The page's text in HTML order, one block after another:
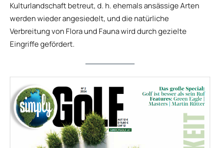
Kulturlandschaft betreut, d. h. ehemals ansässige Arten
werden wieder angesiedelt, und die natürliche
Verbreitung von Flora und Fauna wird durch gezielte
Eingriffe gefördert.